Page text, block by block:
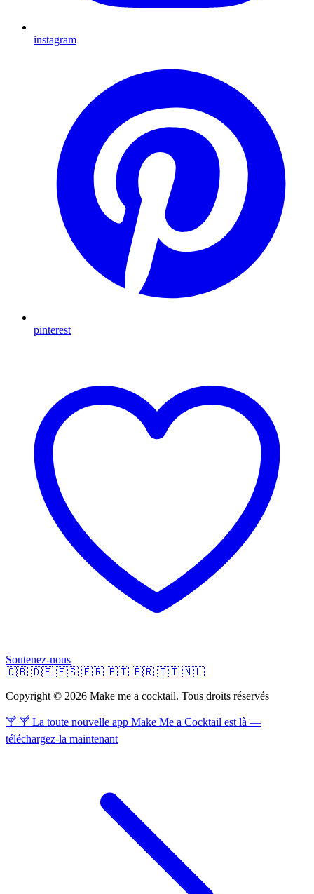
instagram
pinterest
Soutenez-nous
🇬🇧 🇩🇪 🇪🇸 🇫🇷 🇵🇹 🇧🇷 🇮🇹 🇳🇱
Copyright © 2026 Make me a cocktail. Tous droits réservés
🍸 🍸 La toute nouvelle app Make Me a Cocktail est là —
téléchargez-la maintenant